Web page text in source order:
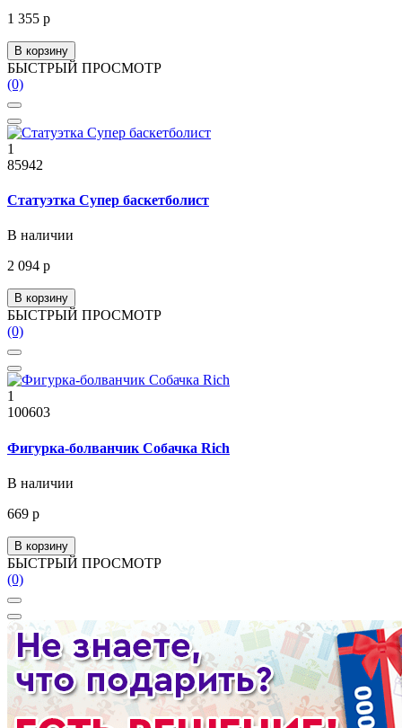
1 355 р
В корзину
БЫСТРЫЙ ПРОСМОТР
(0)
1
85942
Статуэтка Супер баскетболист
В наличии
2 094 р
В корзину
БЫСТРЫЙ ПРОСМОТР
(0)
1
100603
Фигурка-болванчик Собачка Rich
В наличии
669 р
В корзину
БЫСТРЫЙ ПРОСМОТР
(0)